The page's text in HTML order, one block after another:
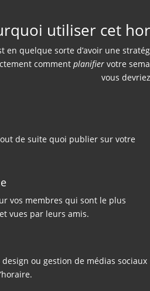
utiliser cet
en quelque sorte d’avoir une
comment planifier votre
vous
de suite quoi publier sur votre
vos membres qui sont le plus
vues par leurs amis.
ou gestion de médias sociaux